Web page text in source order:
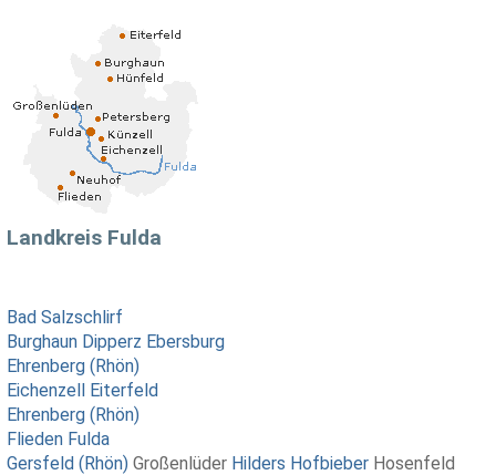
Landkreis Fulda
Bad Salzschlirf
Burghaun Dipperz Ebersburg
Ehrenberg (Rhön)
Eichenzell Eiterfeld
Ehrenberg (Rhön)
Flieden Fulda
Gersfeld (Rhön) Großenlüder Hilders Hofbieber Hosenfeld